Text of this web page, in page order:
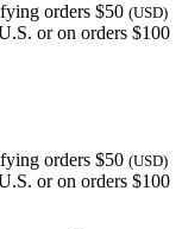
orders $50 (USD)
or on orders $100
orders $50 (USD)
or on orders $100